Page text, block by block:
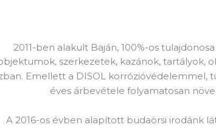
2011-ben alakult Baján, 100%-os
szerkezetek, kazánok,
Emellett a DISOL korrózióvédelemmel,
éves árbevétele folyamatosan
A 2016-os évben alapított budaörsi irodánk